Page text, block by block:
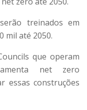
treinados em
mil até 2050.
que operam
net zero
essas construções